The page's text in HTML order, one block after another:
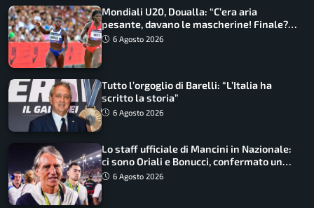
Mondiali U20, Doualla: “C’era aria
pesante, davano le mascherine! Finale?
Non ho nulla da perdere”
6 Agosto 2026
Tutto l’orgoglio di Barelli: “L’Italia ha
scritto la storia”
6 Agosto 2026
Lo staff ufficiale di Mancini in Nazionale:
ci sono Oriali e Bonucci, confermato un
ritorno
6 Agosto 2026